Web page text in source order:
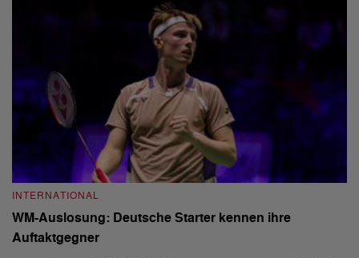
INTERNATIONAL
WM-Auslosung: Deutsche Starter kennen ihre
Auftaktgegner